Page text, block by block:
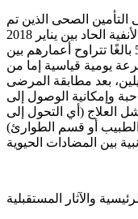
الصحى الذين تم
تشخيص إصابتهم بالتهاب الجيوب الأنفية الحاد بين يناير 2018
وديسمبر 2023، شملت المجموعة 521,244 بالغًا تتراوح أعمارهم بين
جرعة يومية قياسية إما من
بعد مطابقة المرضى
وإمكانية الوصول إلى
العلاج (أي التحول إلى
أو قسم الطوارئ)
والآثار المستقبلية